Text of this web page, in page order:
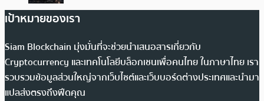
เป้าหมายของเรา
Siam Blockchain มุ่งมั่นที่จะช่วยนำเสนอสารเกี่ยวกับ
Cryptocurrency และเทคโนโลยีบล็อกเชนเพื่อคนไทย ในภาษาไทย เรา
รวบรวมข้อมูลส่วนใหญ่จากเว็บไซต์และเว็บบอร์ดต่างประเทศและนำมา
แปลส่งตรงถึงฟีดคุณ